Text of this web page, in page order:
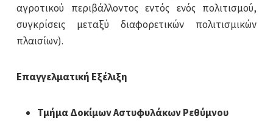
αγροτικού περιβάλλοντος εντός ενός πολιτισμού,
συγκρίσεις μεταξύ διαφορετικών πολιτισμικών
πλαισίων).
Επαγγελματική Εξέλιξη
Τμήμα Δοκίμων Αστυφυλάκων Ρεθύμνου